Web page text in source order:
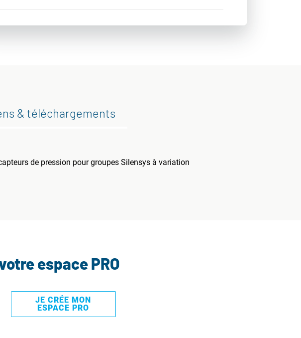
& téléchargements
de pression pour groupes Silensys à variation
espace PRO
JE CRÉE MON
ESPACE PRO